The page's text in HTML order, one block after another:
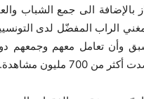
بالإضافة الى جمع الشباب
الراب المفضّل لدى التونسيين
الذين سبق وأن تعامل معهم
مليون مشاهدة.